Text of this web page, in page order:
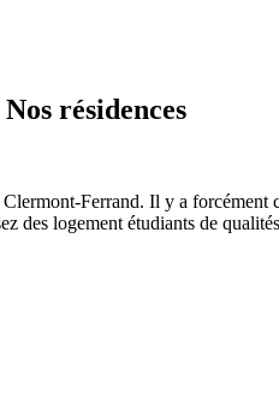
Nos résidences
Ferrand. Il y a
des logement étudiants de